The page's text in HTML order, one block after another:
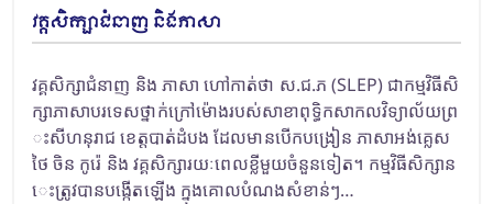
វគ្គសិក្សាជំនាញ និងភាសា
វគ្គសិក្សាជំនាញ និង ភាសា ហៅកាត់ថា ស.ជ.ភ (SLEP) ជាកម្មវិធីសិ
ក្សាភាសាបរទេសថ្នាក់ក្រៅម៉ោងរបស់សាខាពុទ្ធិកសាកលវិទ្យាល័យព្រ
ះសីហនុរាជ ខេត្តបាត់ដំបង ដែលមានបើកបង្រៀន ភាសាអង់គ្លេស
ថៃ ចិន កូរ៉េ និង វគ្គសិក្សារយៈពេលខ្លីមួយចំនួនទៀត។ កម្មវិធីសិក្សាន
េះត្រូវបានបង្កើតឡើង ក្នុងគោលបំណងសំខាន់ៗ…